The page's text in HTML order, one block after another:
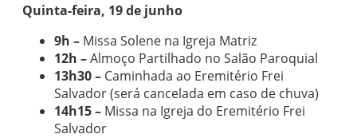
Quinta-feira, 19 de junho
9h – Missa Solene na Igreja Matriz
12h –Almoço Partilhado no Salão Paroquial
13h30 – Caminhada ao Eremitério Frei
Salvador (será cancelada em caso de chuva)
14h15 – Missa na Igreja do Eremitério Frei
Salvador